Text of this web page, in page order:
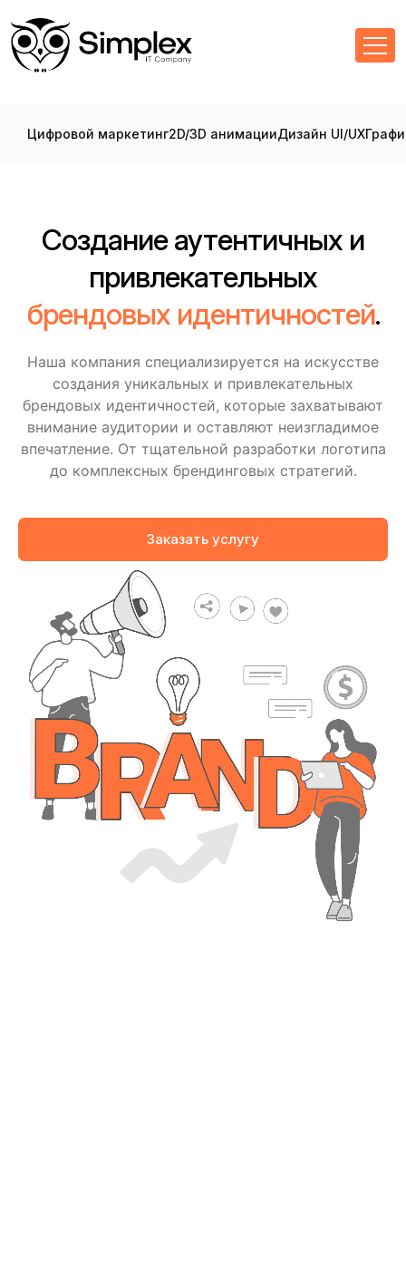
Цифровой маркетинг2D/3D анимацииДизайн UI/UX
Создание аутентичных и
привлекательных
брендовых идентичностей.
Наша компания специализируется на искусстве
создания уникальных и привлекательных
брендовых идентичностей, которые захватывают
внимание аудитории и оставляют неизгладимое
впечатление. От тщательной разработки логотипа
до комплексных брендинговых стратегий.
Заказать услугу